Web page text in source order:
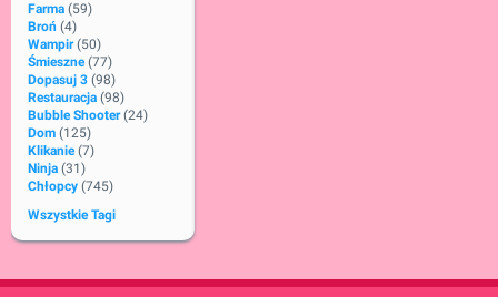
Farma (59)
Broń (4)
Wampir (50)
Śmieszne (77)
Dopasuj 3 (98)
Restauracja (98)
Bubble Shooter (24)
Dom (125)
Klikanie (7)
Ninja (31)
Chłopcy (745)
Wszystkie Tagi